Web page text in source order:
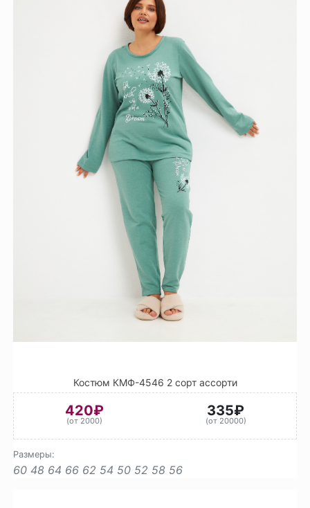
Костюм КМФ-4546 2 сорт ассорти
420₽
(от 2000)
335₽
(от 20000)
Размеры:
60 48 64 66 62 54 50 52 58 56